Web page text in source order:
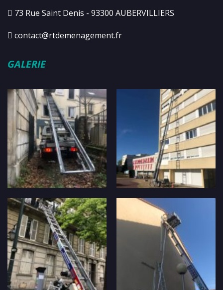
73 Rue Saint Denis - 93300 AUBERVILLIERS
contact@rtdemenagement.fr
GALERIE